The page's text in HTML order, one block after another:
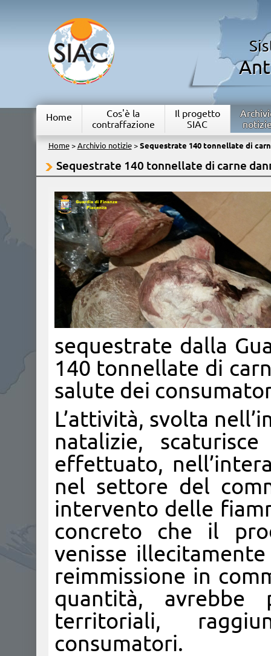
Home
Cos'è la
contraffazione
Il progetto
SIAC
Home> Archivio notizie> Sequestrate 140 tonnellate di
Sequestrate 140 tonnellate di carne
sequestrate dalla
140 tonnellate di
salute dei
L’attività, svolta
natalizie,
effettuato,
nel settore del
intervento delle
concreto che il
venisse
reimmissione in
quantità, avrebbe
territoriali,
consumatori.